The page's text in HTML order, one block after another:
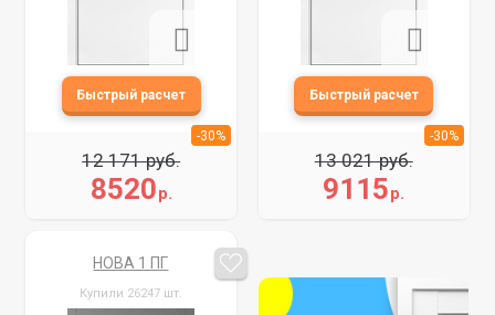
8520р.
12 171 руб.
-30%
9115р.
13 021 руб.
-30%
НОВА 1 ПГ
Купили 26247 шт.